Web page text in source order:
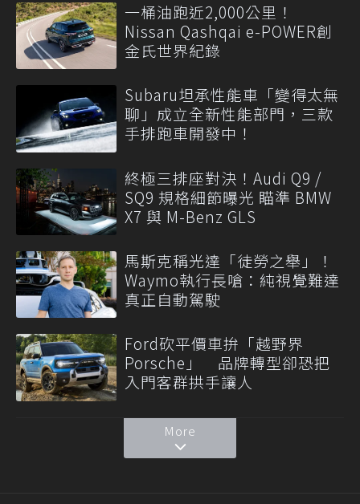
一桶油跑近2,000公里！
Nissan Qashqai e-POWER創
金氏世界紀錄
Subaru坦承性能車「變得太無
聊」成立全新性能部門，三款
手排跑車開發中！
終極三排座對決！Audi Q9 /
SQ9 規格細節曝光 瞄準 BMW
X7 與 M-Benz GLS
馬斯克稱光達「徒勞之舉」！
Waymo執行長嗆：純視覺難達
真正自動駕駛
Ford砍平價車拚「越野界
Porsche」 品牌轉型卻恐把
入門客群拱手讓人
More